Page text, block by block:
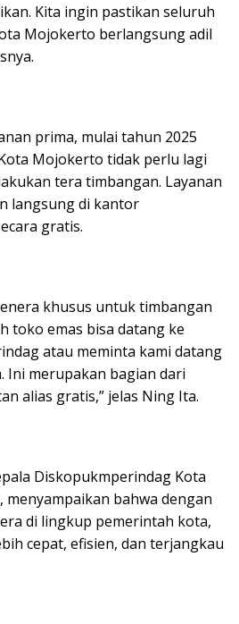
Kita ingin pastikan seluruh
Mojokerto berlangsung adil
prima, mulai tahun 2025
Mojokerto tidak perlu lagi
tera timbangan. Layanan
langsung di kantor
gratis.
khusus untuk timbangan
toko emas bisa datang ke
atau meminta kami datang
Ini merupakan bagian dari
alias gratis,” jelas Ning Ita.
Diskopukmperindag Kota
menyampaikan bahwa dengan
di lingkup pemerintah kota,
cepat, efisien, dan terjangkau